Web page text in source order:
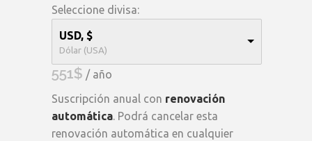
Seleccione divisa:
USD, $
Dólar (USA)
551$ / año
Suscripción anual con renovación
automática. Podrá cancelar esta
renovación automática en cualquier